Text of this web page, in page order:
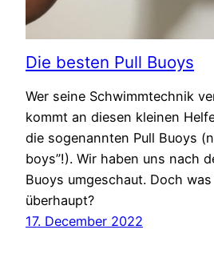
Die besten Pull Buoys
Wer seine Schwimmtechnik
kommt an diesen kleinen
die sogenannten Pull Buoys
boys”!). Wir haben uns nach
Buoys umgeschaut. Doch
überhaupt?
17. December 2022